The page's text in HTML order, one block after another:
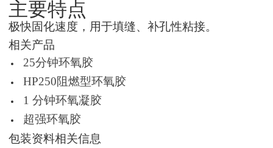
主要特点
极快固化速度，用于填缝、补孔性粘接。
相关产品
25分钟环氧胶
HP250阻燃型环氧胶
1 分钟环氧凝胶
超强环氧胶
包装资料相关信息